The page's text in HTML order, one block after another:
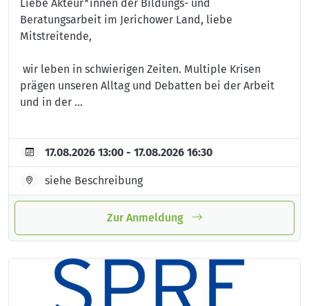
Liebe Akteur*innen der Bildungs- und
Beratungsarbeit im Jerichower Land, liebe
Mitstreitende,
wir leben in schwierigen Zeiten. Multiple Krisen
prägen unseren Alltag und Debatten bei der Arbeit
und in der ...
17.08.2026 13:00 - 17.08.2026 16:30
siehe Beschreibung
Zur Anmeldung